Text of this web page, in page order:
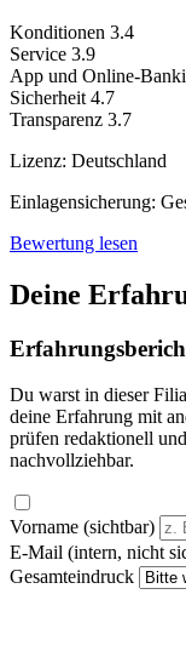
Konditionen 3.4
Service 3.9
App und Online-
Sicherheit 4.7
Transparenz 3.7
Lizenz: Deutschland
Einlagensicherung:
Bewertung lesen
Deine
Du warst in dieser
deine Erfahrung mit
prüfen redaktionell
nachvollziehbar.
Vorname (sichtbar)
E-Mail (intern, nicht
Gesamteindruck